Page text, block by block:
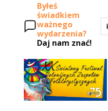
Byłeś
świadkiem
ważnego
wydarzenia?
Daj nam znać!